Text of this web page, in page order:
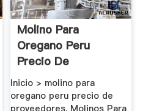
Molino Para
Oregano Peru
Precio De
Proveedores
Inicio > molino para
oregano peru precio de
proveedores. Molinos Para